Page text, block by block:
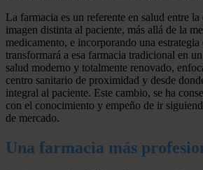
La farmacia es un referente en salud entre
imagen distinta al paciente, más allá de la
medicamento, e incorporando una estrategia
transformará a esa farmacia tradicional en
salud moderno y totalmente renovado,
centro sanitario de proximidad y desde
integral al paciente. Este cambio, se ha
con el conocimiento y empeño de ir
de mercado.
Una farmacia más